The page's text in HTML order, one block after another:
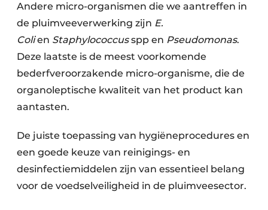
Andere micro-organismen die we aantreffen in
de pluimveeverwerking zijn E.
Colien Staphylococcusspp en Pseudomonas.
Deze laatste is de meest voorkomende
bederfveroorzakende micro-organisme, die de
organoleptische kwaliteit van het product kan
aantasten.
De juiste toepassing van hygiëneprocedures en
een goede keuze van reinigings- en
desinfectiemiddelen zijn van essentieel belang
voor de voedselveiligheid in de pluimveesector.